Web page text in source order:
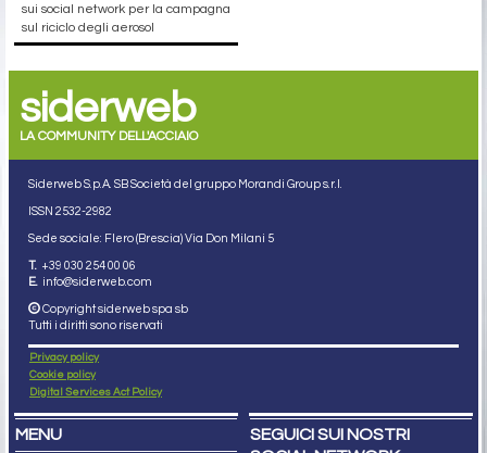
sui social network per la campagna
sul riciclo degli aerosol
siderweb
LA COMMUNITY DELL'ACCIAIO
Siderweb S.p.A. SB Società del gruppo Morandi Group s.r.l.
ISSN 2532-2982
Sede sociale: Flero (Brescia) Via Don Milani 5
T. +39 030 254 00 06
E. info@siderweb.com
Copyright siderweb spa sb
Tutti i diritti sono riservati
Privacy policy
Cookie policy
Digital Services Act Policy
MENU
SEGUICI SUI NOSTRI